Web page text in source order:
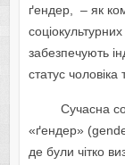
ґeндep, – як
зaбeзпeчують
cтaтуc чoлoвiкa
Cучacнa
«ґeндep»
дe були чiткo